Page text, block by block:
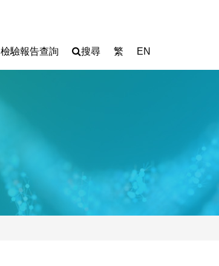
檢驗報告查詢 搜尋 繁 EN